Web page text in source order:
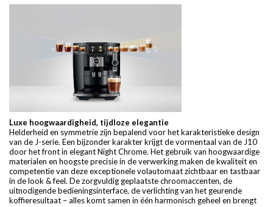
Luxe hoogwaardigheid, tijdloze elegantie
Helderheid en symmetrie zijn bepalend voor het karakteristieke design
van de J-serie. Een bijzonder karakter krijgt de vormentaal van de J10
door het front in elegant Night Chrome. Het gebruik van hoogwaardige
materialen en hoogste precisie in de verwerking maken de kwaliteit en
competentie van deze exceptionele volautomaat zichtbaar en tastbaar
in de look & feel. De zorgvuldig geplaatste chroomaccenten, de
uitnodigende bedieningsinterface, de verlichting van het geurende
koffieresultaat – alles komt samen in één harmonisch geheel en brengt